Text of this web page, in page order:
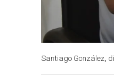
Santiago González,